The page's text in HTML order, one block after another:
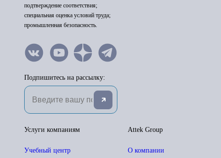
подтверждение соответствия;
специальная оценка условий труда;
промышленная безопасность.
Подпишитесь на рассылку:
Attek Group
О компании
Услуги компаниям
Учебный центр